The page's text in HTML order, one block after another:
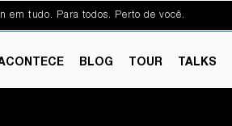
em tudo. Para todos. Perto de você.
BLOG TOUR TALKS